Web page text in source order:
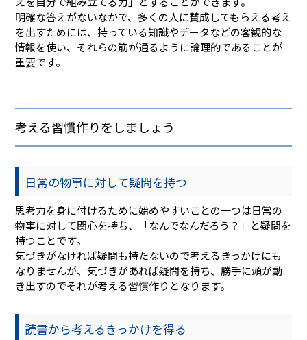
明確な答えがないなかで、多くの人に賛成してもらえる考え
を出すためには、持っている知識やデータなどの客観的な
情報を使い、それらの筋が通るように論理的であることが
重要です。
考える習慣作りをしましょう
日常の物事に対して疑問を持つ
思考力を身に付けるために始めやすいことの一つは日常の
物事に対して関心を持ち、「なんでなんだろう？」と疑問を
持つことです。
気づきがなければ疑問も持たないので考えるきっかけにも
なりませんが、気づきがあれば疑問を持ち、勝手に頭が動
き出すのでそれが考える習慣作りとなります。
読書から考えるきっかけを得る